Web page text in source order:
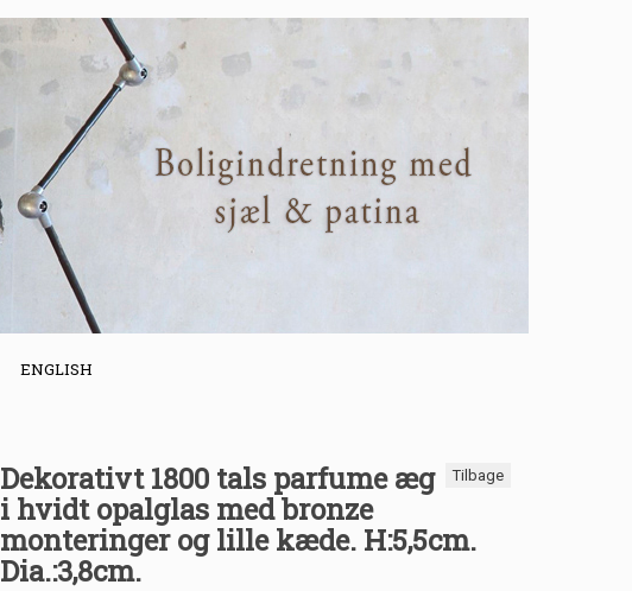
ENGLISH
Tilbage
Dekorativt 1800 tals parfume æg
i hvidt opalglas med bronze
monteringer og lille kæde. H:5,5cm.
Dia.:3,8cm.